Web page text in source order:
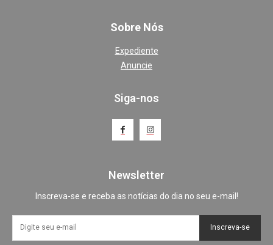
Sobre Nós
Expediente
Anuncie
Siga-nos
Newsletter
Inscreva-se e receba as notícias do dia no seu e-mail!
Inscreva-se